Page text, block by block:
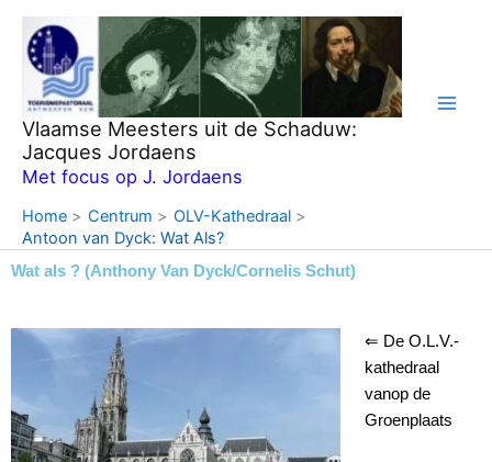
naar
inhoud
Vlaamse Meesters uit de Schaduw:
Jacques Jordaens
Met focus op J. Jordaens
Home Centrum
OLV-Kathedraal
Antoon van Dyck: Wat Als?
Wat als ? (Anthony Van Dyck/Cornelis Schut)
⇐ De O.L.V.-
kathedraal
vanop de
Groenplaats